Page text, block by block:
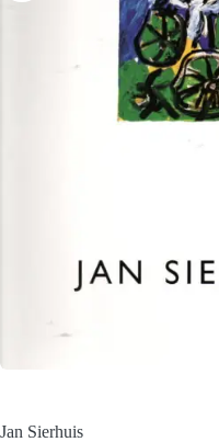
Jan Sierhuis